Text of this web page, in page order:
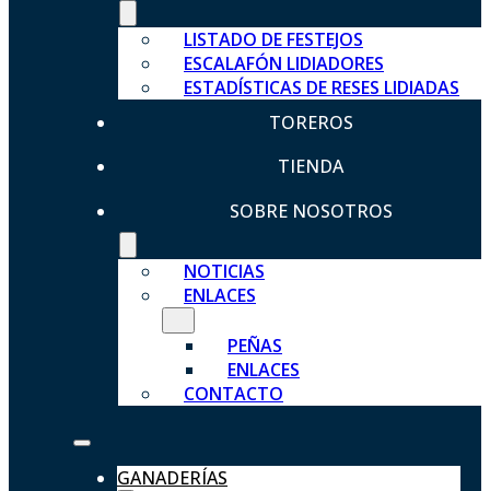
LISTADO DE FESTEJOS
ESCALAFÓN LIDIADORES
ESTADÍSTICAS DE RESES LIDIADAS
TOREROS
TIENDA
SOBRE NOSOTROS
NOTICIAS
ENLACES
PEÑAS
ENLACES
CONTACTO
GANADERÍAS